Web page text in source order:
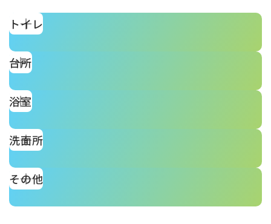
トイレ
台所
浴室
洗面所
その他